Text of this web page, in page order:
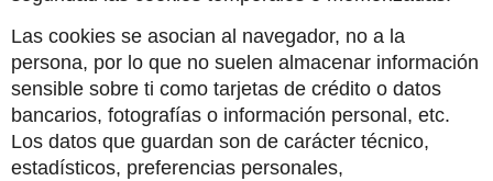
Las cookies se asocian al navegador, no a la
persona, por lo que no suelen almacenar información
sensible sobre ti como tarjetas de crédito o datos
bancarios, fotografías o información personal, etc.
Los datos que guardan son de carácter técnico,
estadísticos, preferencias personales,